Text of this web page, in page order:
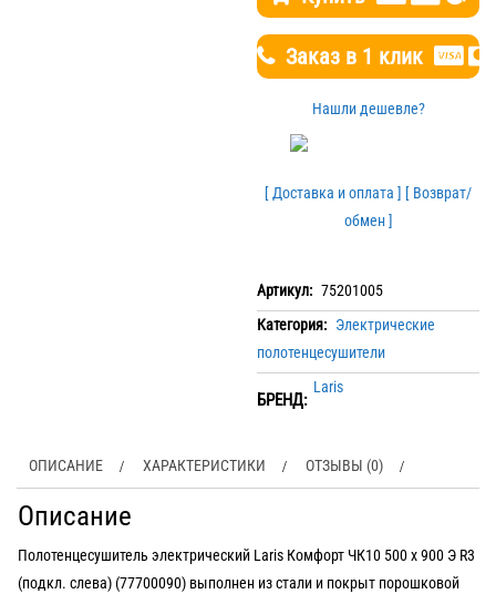
Заказ в 1 клик
Нашли дешевле?
[ Доставка и оплата ] [ Возврат/
обмен ]
Артикул: 75201005
Категория: Электрические
полотенцесушители
БРЕНД:
Laris
ОПИСАНИЕ ХАРАКТЕРИСТИКИ ОТЗЫВЫ (0)
Описание
Полотенцесушитель электрический Laris Комфорт ЧК10 500 х 900 Э R3
(подкл. слева) (77700090) выполнен из стали и покрыт порошковой